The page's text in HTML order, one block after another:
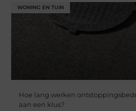
WONING EN TUIN
Hoe lang werken
aan een klus?